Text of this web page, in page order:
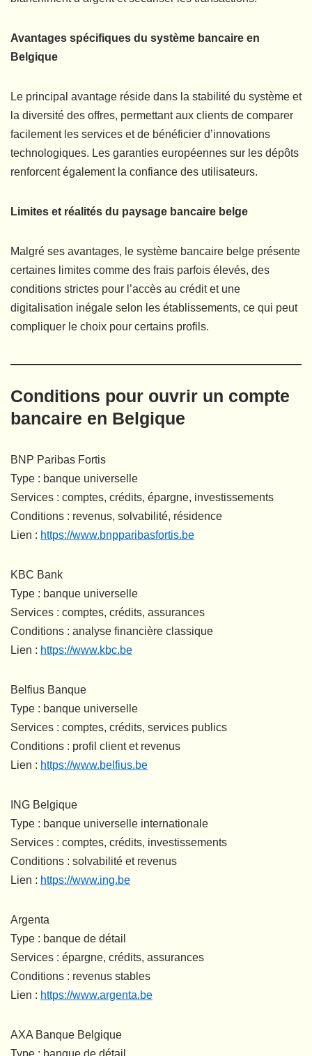
Avantages spécifiques du système bancaire en
Belgique
Le principal avantage réside dans la stabilité du système et
la diversité des offres, permettant aux clients de comparer
facilement les services et de bénéficier d’innovations
technologiques. Les garanties européennes sur les dépôts
renforcent également la confiance des utilisateurs.
Limites et réalités du paysage bancaire belge
Malgré ses avantages, le système bancaire belge présente
certaines limites comme des frais parfois élevés, des
conditions strictes pour l’accès au crédit et une
digitalisation inégale selon les établissements, ce qui peut
compliquer le choix pour certains profils.
Conditions pour ouvrir un compte
bancaire en Belgique
BNP Paribas Fortis
Type : banque universelle
Services : comptes, crédits, épargne, investissements
Conditions : revenus, solvabilité, résidence
Lien : https://www.bnpparibasfortis.be
KBC Bank
Type : banque universelle
Services : comptes, crédits, assurances
Conditions : analyse financière classique
Lien : https://www.kbc.be
Belfius Banque
Type : banque universelle
Services : comptes, crédits, services publics
Conditions : profil client et revenus
Lien : https://www.belfius.be
ING Belgique
Type : banque universelle internationale
Services : comptes, crédits, investissements
Conditions : solvabilité et revenus
Lien : https://www.ing.be
Argenta
Type : banque de détail
Services : épargne, crédits, assurances
Conditions : revenus stables
Lien : https://www.argenta.be
AXA Banque Belgique
Type : banque de détail